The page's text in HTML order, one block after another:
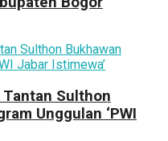
Tantan Sulthon
Unggulan ‘PWI